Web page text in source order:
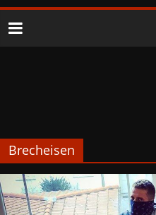
Brecheisen